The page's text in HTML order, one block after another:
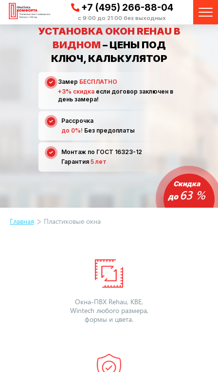
+7 (495) 266-88-04
с 9:00 до 21:00 без выходных
УСТАНОВКА ОКОН REHAU В
ВИДНОМ – ЦЕНЫ ПОД
КЛЮЧ, КАЛЬКУЛЯТОР
Замер БЕСПЛАТНО
+3% скидка если договор заключен в
день замера!
Рассрочка
до 0%! Без предоплаты
Монтаж по ГОСТ 16323-12
Гарантия 5 лет
Скидка
до 63 %
Главная Пластиковые окна
Окна-ПВХ Rehau, KBE,
Wintech любого размера,
формы и цвета.